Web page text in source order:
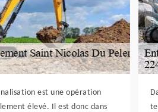
est une opération
élevé. Il est donc dans